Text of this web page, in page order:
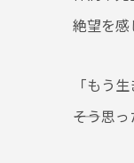
絶望を感
「もう
――そう思